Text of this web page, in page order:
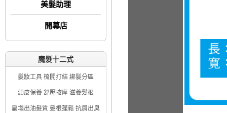
美髮助理
開幕店
魔髮十二式
髮妝工具 梳開打結 綁髮分區
頭皮保養 舒壓按摩 滋養髮根
扁塌出油髮質 髮根蓬鬆 抗屑出臭